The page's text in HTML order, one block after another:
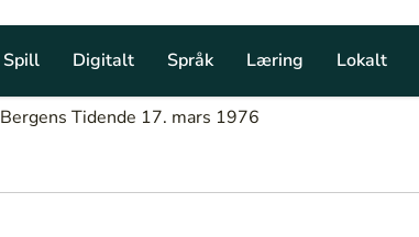
Spill Digitalt Språk Læring Lokalt
Bergens Tidende 17. mars 1976